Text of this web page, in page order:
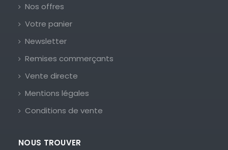
Nos offres
Votre panier
Newsletter
Remises commerçants
Vente directe
Mentions légales
Conditions de vente
NOUS TROUVER